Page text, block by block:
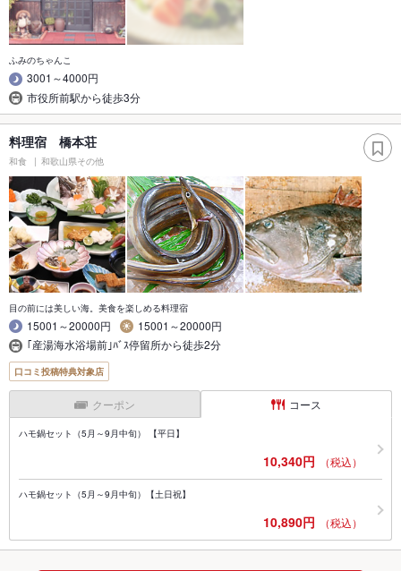
ふみのちゃんこ
3001～4000円
市役所前駅から徒歩3分
料理宿 橋本荘
和食 和歌山県その他
目の前には美しい海。美食を楽しめる料理宿
15001～20000円
15001～20000円
｢産湯海水浴場前｣ﾊﾞｽ停留所から徒歩2分
口コミ投稿特典対象店
クーポン コース
ハモ鍋セット（5月～9月中旬） 【平日】
10,340円 （税込）
ハモ鍋セット（5月～9月中旬）【土日祝】
10,890円 （税込）